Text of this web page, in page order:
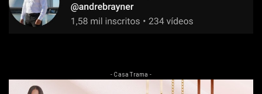
- Casa Trama -